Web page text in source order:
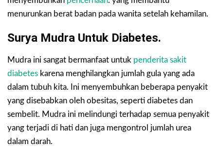
menurunkan berat badan pada wanita setelah kehamilan.
Surya Mudra Untuk Diabetes.
Mudra ini sangat bermanfaat untuk penderita sakit
diabetes karena menghilangkan jumlah gula yang ada
dalam tubuh kita. Ini menyembuhkan beberapa penyakit
yang disebabkan oleh obesitas, seperti diabetes dan
sembelit. Mudra ini melindungi terhadap semua penyakit
yang terjadi di hati dan juga mengontrol jumlah urea
dalam darah.